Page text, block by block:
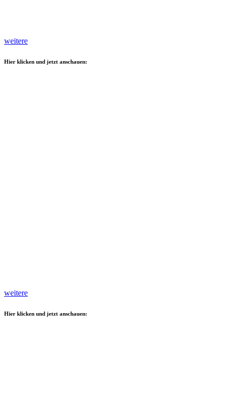
weitere
Hier klicken und jetzt anschauen:
weitere
Hier klicken und jetzt anschauen: